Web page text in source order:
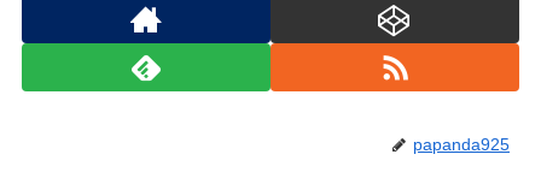
papanda925